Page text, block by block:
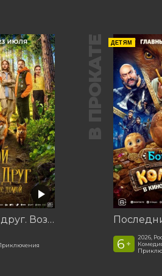
Мой дикий друг. Возвращение домой
В ПРОКАТЕ ДЕТЯМ
6 +
2026,